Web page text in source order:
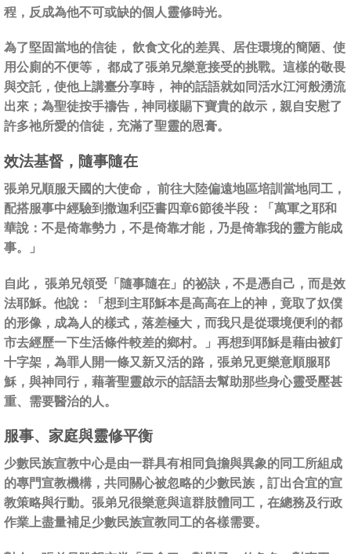
程，反成為他不可或缺的個人靈修時光。
為了堅固當地的信徒， 飲食文化的差異、居住環境的簡陋、使
用公廁的不便等， 都成了張弟兄樂意接受的挑戰。這樣的敬畏
與交託，使他上講臺分享時， 神的話語就如同活水江河般湧流
出來；為聖徒按手禱告，神同樣賜下寶貴的啟示，親自安慰了
許多祂所愛的信徒，充滿了聖靈的恩膏。
效法基督，隨事隨在
張弟兄順服天國的大使命， 前往大陸偏遠地區培訓當地同工，
配搭服事中經驗到撒迦利亞書四章6節後半段：「 萬軍之耶和
華說：不是倚靠勢力，不是倚靠才能，乃是倚靠我的靈方能成
事。」
自此， 張弟兄領受「隨事隨在」的祕訣，不是憑自己，而是效
法耶穌。他說：「想到主耶穌本是高高在上的神，竟取了奴僕
的形像，成為人的樣式，落差極大，而我只是從環境便利的都
市去經歷一下生活條件較差的鄉村。」再想到耶穌是藉由被釘
十字架，為罪人開一條又新又活的路，張弟兄更樂意順服耶
穌，與神同行，藉著聖靈啟示的話語去幫助那些身心靈受壓甚
重、需要醫治的人。
服事、家庭與靈修平衡
少數民族宣教中心是由一群具有相同負擔與異象的同工所組成
的專門宣教機構，共同關心被忽略的少數民族，訂出合宜的宣
教策略與行動。張弟兄很樂意與這群肢體同工，在總務及行政
作業上盡量補足少數民族宣教同工的各樣需要。